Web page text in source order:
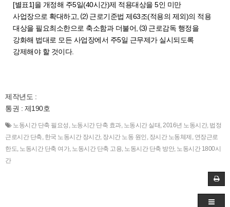
[별표1]을 개정해 주5일(40시간)제 적용대상을 5인 미만
사업장으로 확대하고, ⑵ 근로기준법 제63조(적용의 제외)의 적용
대상을 필요최소한으로 축소함과 더불어, ⑶ 근로감독 행정을
강화해 법대로 모든 사업장에서 주5일 근무제가 실시되도록
강제해야 할 것이다.
제작년도 :
통권 : 제190호
노동시간 단축 필요성 , 노동시간 단축 효과, 노동시간 실태 ,2016년 노동시간, 법정
근로시간 단축, 한국 노동시간 장시간, 장시간 노동 원인 , 장시간 노동체제 , 연장근로
한도, 노동시간 단축 여가, 노동시간 단축 고용, 노동시간 단축 방안, 노동시간 1800시
간